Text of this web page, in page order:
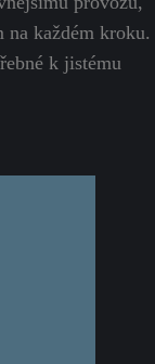
na každém kroku.
k jistému